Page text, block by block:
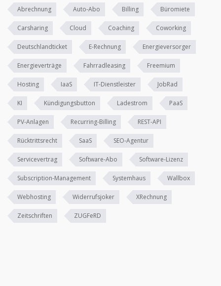
Abrechnung Auto-Abo Billing Büromiete
Carsharing Cloud Coaching Coworking
Deutschlandticket E-Rechnung Energieversorger
Energieverträge Fahrradleasing Freemium
Hosting IaaS IT-Dienstleister JobRad
KI Kündigungsbutton Ladestrom PaaS
PV-Anlagen Recurring-Billing REST-API
Rücktrittsrecht SaaS SEO-Agentur
Servicevertrag Software-Abo Software-Lizenz
Subscription-Management Systemhaus Wallbox
Webhosting Widerrufsjoker XRechnung
Zeitschriften ZUGFeRD